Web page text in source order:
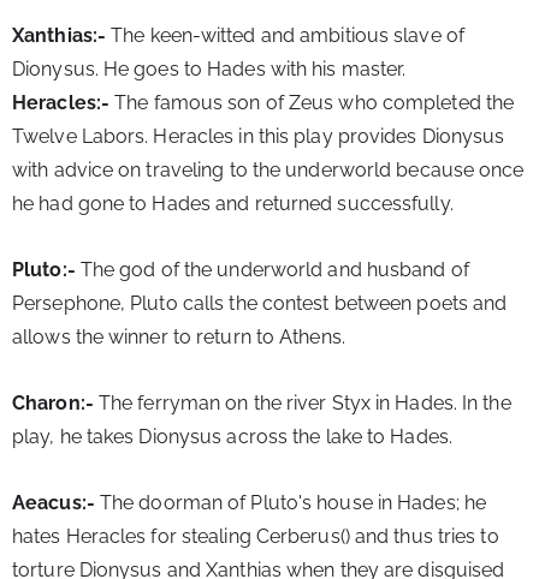
Xanthias:- The keen-witted and ambitious slave of
Dionysus. He goes to Hades with his master.
Heracles:- The famous son of Zeus who completed the
Twelve Labors. Heracles in this play provides Dionysus
with advice on traveling to the underworld because once
he had gone to Hades and returned successfully.
Pluto:- The god of the underworld and husband of
Persephone, Pluto calls the contest between poets and
allows the winner to return to Athens.
Charon:- The ferryman on the river Styx in Hades. In the
play, he takes Dionysus across the lake to Hades.
Aeacus:- The doorman of Pluto's house in Hades; he
hates Heracles for stealing Cerberus() and thus tries to
torture Dionysus and Xanthias when they are disguised